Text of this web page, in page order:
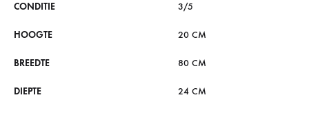
CONDITIE 3/5
HOOGTE 20 CM
BREEDTE 80 CM
DIEPTE 24 CM